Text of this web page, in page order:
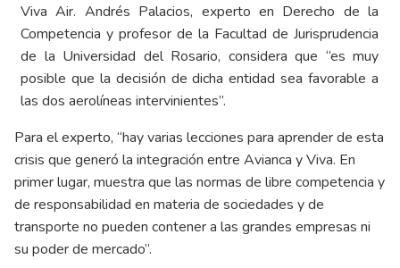
Viva Air. Andrés Palacios, experto en Derecho de la
Competencia y profesor de la Facultad de Jurisprudencia
de la Universidad del Rosario, considera que “es muy
posible que la decisión de dicha entidad sea favorable a
las dos aerolíneas intervinientes”.
Para el experto, “hay varias lecciones para aprender de esta
crisis que generó la integración entre Avianca y Viva. En
primer lugar, muestra que las normas de libre competencia y
de responsabilidad en materia de sociedades y de
transporte no pueden contener a las grandes empresas ni
su poder de mercado”.